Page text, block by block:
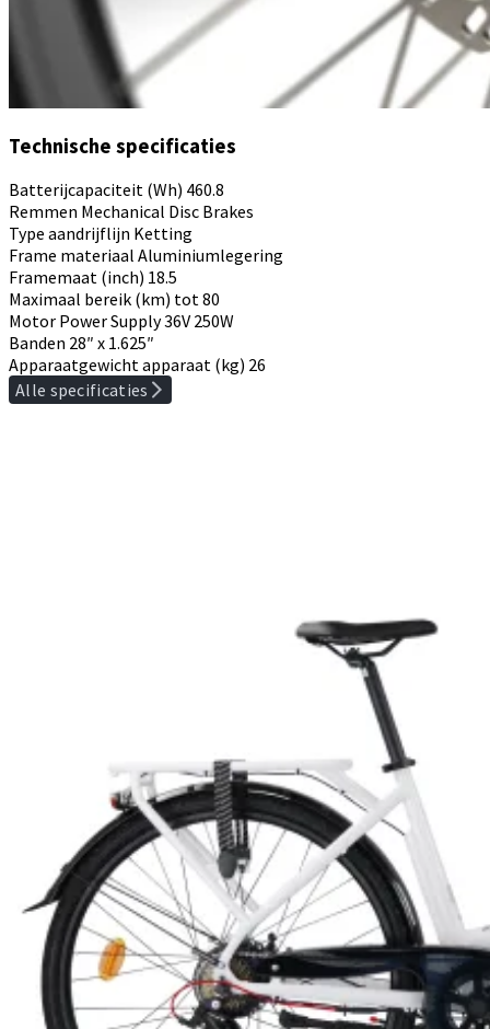
Technische specificaties
Batterijcapaciteit (Wh) 460.8
Remmen Mechanical Disc Brakes
Type aandrijflijn Ketting
Frame materiaal Aluminiumlegering
Framemaat (inch) 18.5
Maximaal bereik (km) tot 80
Motor Power Supply36V 250W
Banden 28″ x 1.625″
Apparaatgewicht apparaat (kg) 26
Alle specificaties